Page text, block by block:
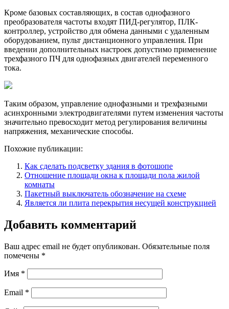
Кроме базовых составляющих, в состав однофазного
преобразователя частоты входят ПИД-регулятор, ПЛК-
контроллер, устройство для обмена данными с удаленным
оборудованием, пульт дистанционного управления. При
введении дополнительных настроек допустимо применение
трехфазного ПЧ для однофазных двигателей переменного
тока.
Таким образом, управление однофазными и трехфазными
асинхронными электродвигателями путем изменения частоты
значительно превосходит метод регулирования величины
напряжения, механические способы.
Похожие публикации:
Как сделать подсветку здания в фотошопе
Отношение площади окна к площади пола жилой
комнаты
Пакетный выключатель обозначение на схеме
Является ли плита перекрытия несущей конструкцией
Добавить комментарий
Ваш адрес email не будет опубликован. Обязательные поля
помечены *
Имя *
Email *